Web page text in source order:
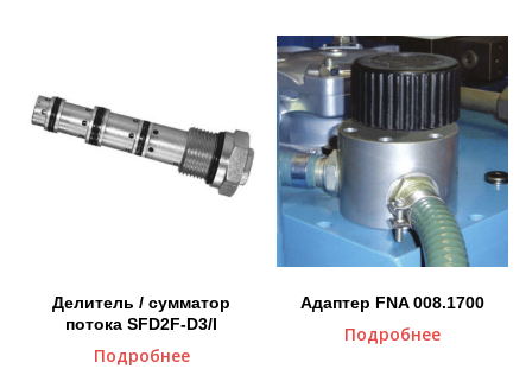
Делитель / сумматор
потока SFD2F-D3/I
Подробнее
Адаптер FNA 008.1700
Подробнее